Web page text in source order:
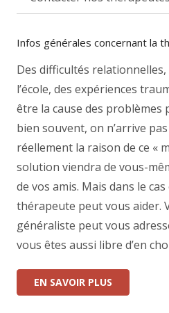
Infos générales concernant la
Des difficultés
l’école, des expériences
être la cause des problèmes
bien souvent, on n’arrive
réellement la raison de ce «
solution viendra de vous-
de vos amis. Mais dans le
thérapeute peut vous aider.
généraliste peut vous
vous êtes aussi libre d’en
EN SAVOIR PLUS